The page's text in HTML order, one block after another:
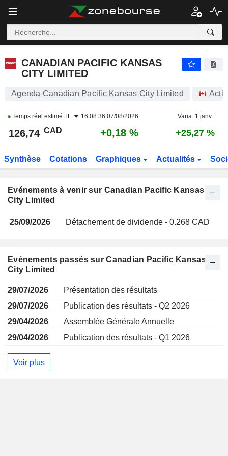
CANADIAN PACIFIC KANSAS CITY LIMITED
CANADIAN PACIFIC KANSAS
CITY LIMITED
Agenda Canadian Pacific Kansas City Limited
Temps réel estimé TE 16:08:36 07/08/2026 Varia. 1 janv.
126,74 CAD +0,18 % +25,27 %
Synthèse Cotations Graphiques Actualités
Evénements à venir sur Canadian Pacific Kansas
City Limited
25/09/2026 Détachement de dividende - 0.268 CAD
Evénements passés sur Canadian Pacific Kansas
City Limited
29/07/2026
Présentation des résultats
29/07/2026
Publication des résultats - Q2 2026
29/04/2026
Assemblée Générale Annuelle
29/04/2026
Publication des résultats - Q1 2026
Voir plus